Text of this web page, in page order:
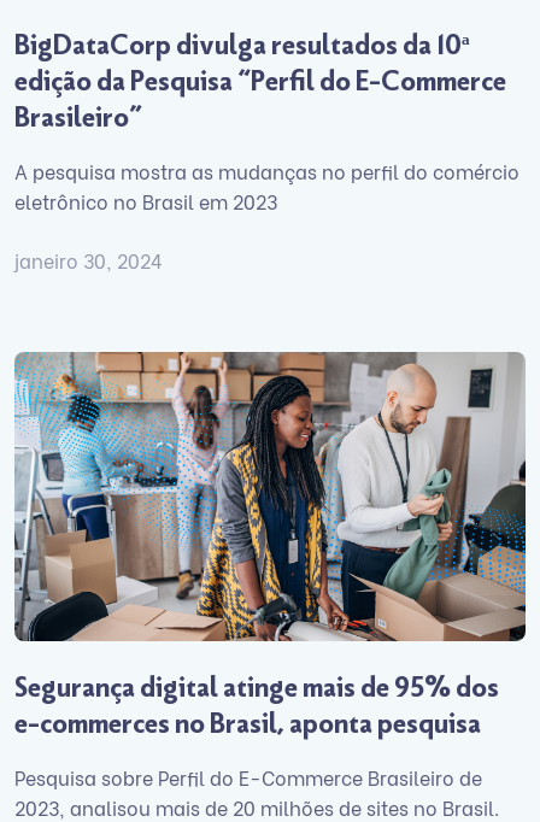
BigDataCorp divulga resultados da 10ª
edição da Pesquisa “Perfil do E-Commerce
Brasileiro”
A pesquisa mostra as mudanças no perfil do comércio
eletrônico no Brasil em 2023
janeiro 30, 2024
Segurança digital atinge mais de 95% dos
e-commerces no Brasil, aponta pesquisa
Pesquisa sobre Perfil do E-Commerce Brasileiro de
2023, analisou mais de 20 milhões de sites no Brasil.